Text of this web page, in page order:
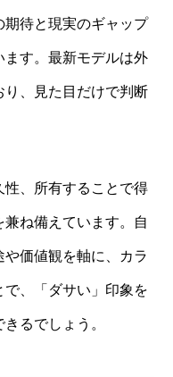
待と現実のギャップ
ます。最新モデルは外
、見た目だけで判断
性、所有することで得
ね備えています。自
価値観を軸に、カラ
、「ダサい」印象を
るでしょう。